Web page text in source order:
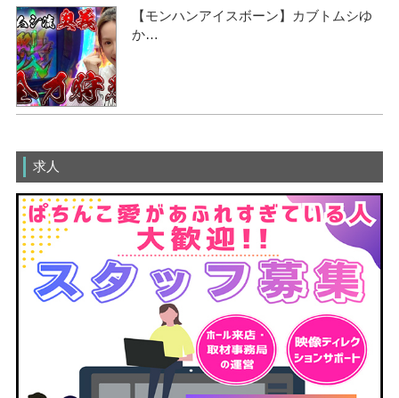
【モンハンアイスボーン】カブトムシゆ
か…
求人